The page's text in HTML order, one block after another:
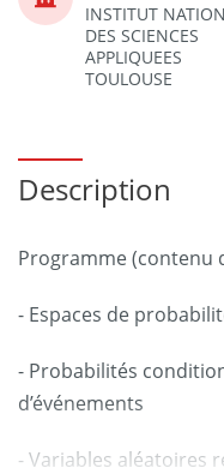
INSTITUT
DES SCIENCES
APPLIQUEES
TOULOUSE
Description
Programme (contenu
- Espaces de
- Probabilités
d’événements
- Variables aléatoires